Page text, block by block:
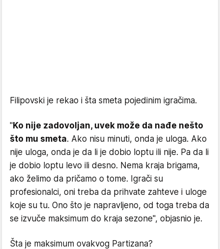
Filipovski je rekao i šta smeta pojedinim igračima.
"Ko nije zadovoljan, uvek može da nađe nešto
što mu smeta. Ako nisu minuti, onda je uloga. Ako
nije uloga, onda je da li je dobio loptu ili nije. Pa da li
je dobio loptu levo ili desno. Nema kraja brigama,
ako želimo da pričamo o tome. Igrači su
profesionalci, oni treba da prihvate zahteve i uloge
koje su tu. Ono što je napravljeno, od toga treba da
se izvuče maksimum do kraja sezone", objasnio je.
Šta je maksimum ovakvog Partizana?